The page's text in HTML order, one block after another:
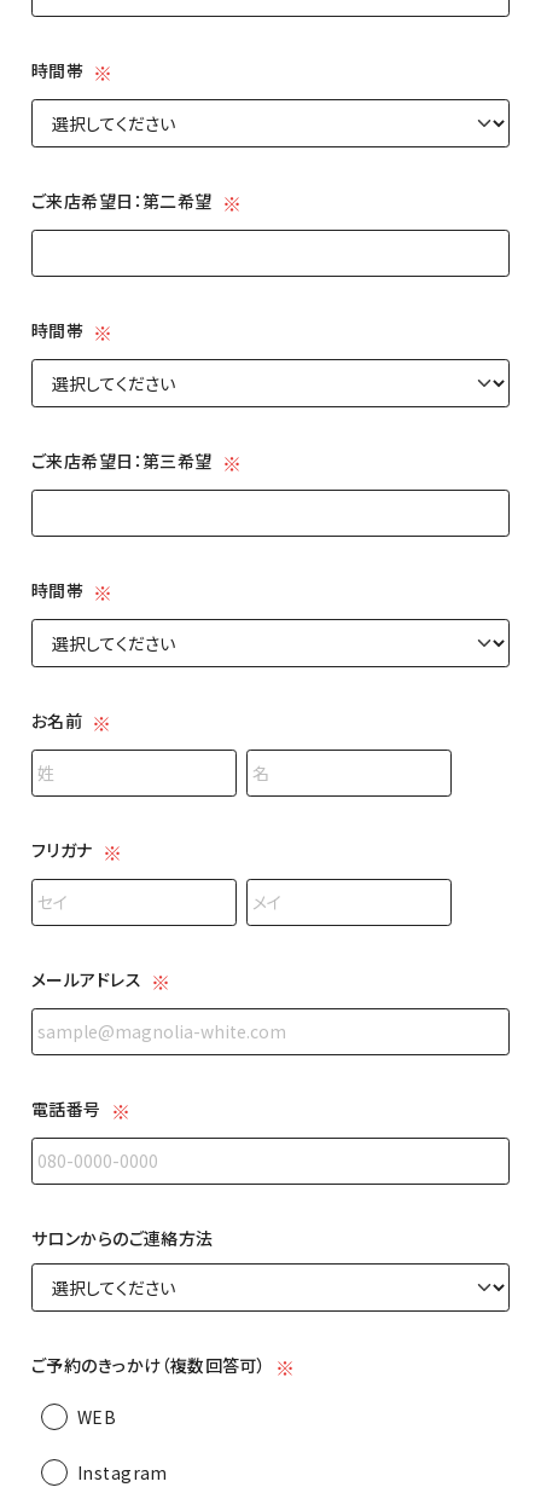
時間帯
時間帯
ご来店希望日：第二希望
ご来店希望日：第二希望
時間帯
時間帯
ご来店希望日：第三希望
ご来店希望日：第三希望
時間帯
時間帯
お名前
名前の姓 名前の名
フリガナ
名前の姓 名前の名
メールアドレス
メールアドレス
電話番号
電話番号
サロンからのご連絡方法
サロンからのご連絡方法
ご予約のきっかけ（複数回答可）
WEB
Instagram